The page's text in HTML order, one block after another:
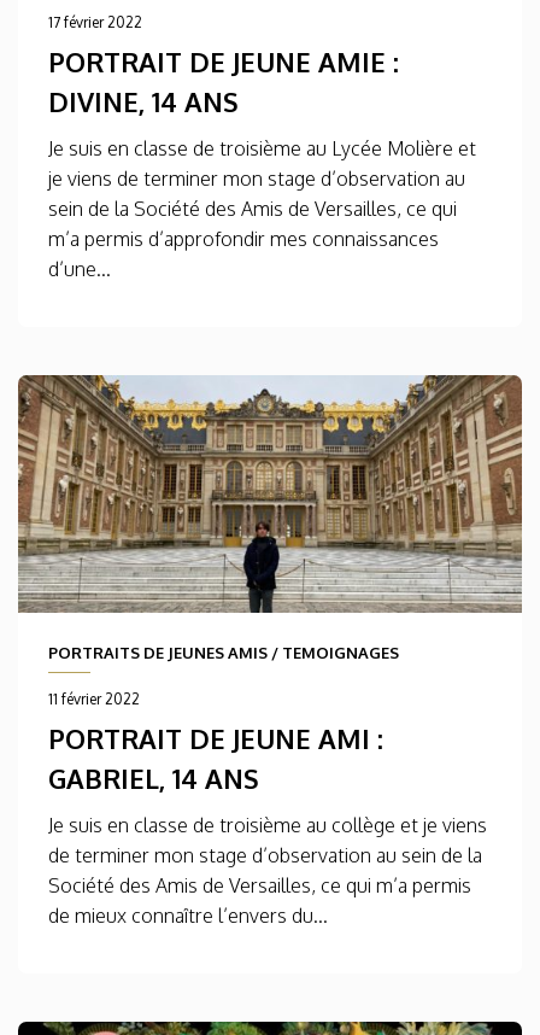
17 février 2022
PORTRAIT DE JEUNE AMIE :
DIVINE, 14 ANS
Je suis en classe de troisième au Lycée Molière et
je viens de terminer mon stage d’observation au
sein de la Société des Amis de Versailles, ce qui
m’a permis d’approfondir mes connaissances
d’une...
PORTRAITS DE JEUNES AMIS / TEMOIGNAGES
11 février 2022
PORTRAIT DE JEUNE AMI :
GABRIEL, 14 ANS
Je suis en classe de troisième au collège et je viens
de terminer mon stage d’observation au sein de la
Société des Amis de Versailles, ce qui m’a permis
de mieux connaître l’envers du...